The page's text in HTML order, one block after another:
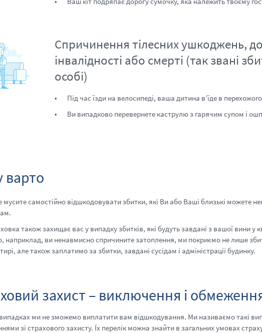
Спричинення тілесних ушкоджень,
інвалідності або смерті (так звані
особі)
Під час їзди на велосипеді, ваша дитина в’їде в
Ви випадково перевернете каструлю з гарячим супом і
варто
мусите самостійно відшкодовувати збитки, які Ви або Ваші близькі можете
також захищає вас у випадку збитків, які будуть завдані з вашої вини у
наприклад, ви ненавмисно спричините затоплення, ми покриємо не лише
але також заплатимо за збитки, завдані сусідам і адміністрації будинку.
захист – виключення і
ми не зможемо виплатити вам відшкодування. Ми називаємо такі
зі страхового захисту. Їх перелік можна знайти в загальних умовах